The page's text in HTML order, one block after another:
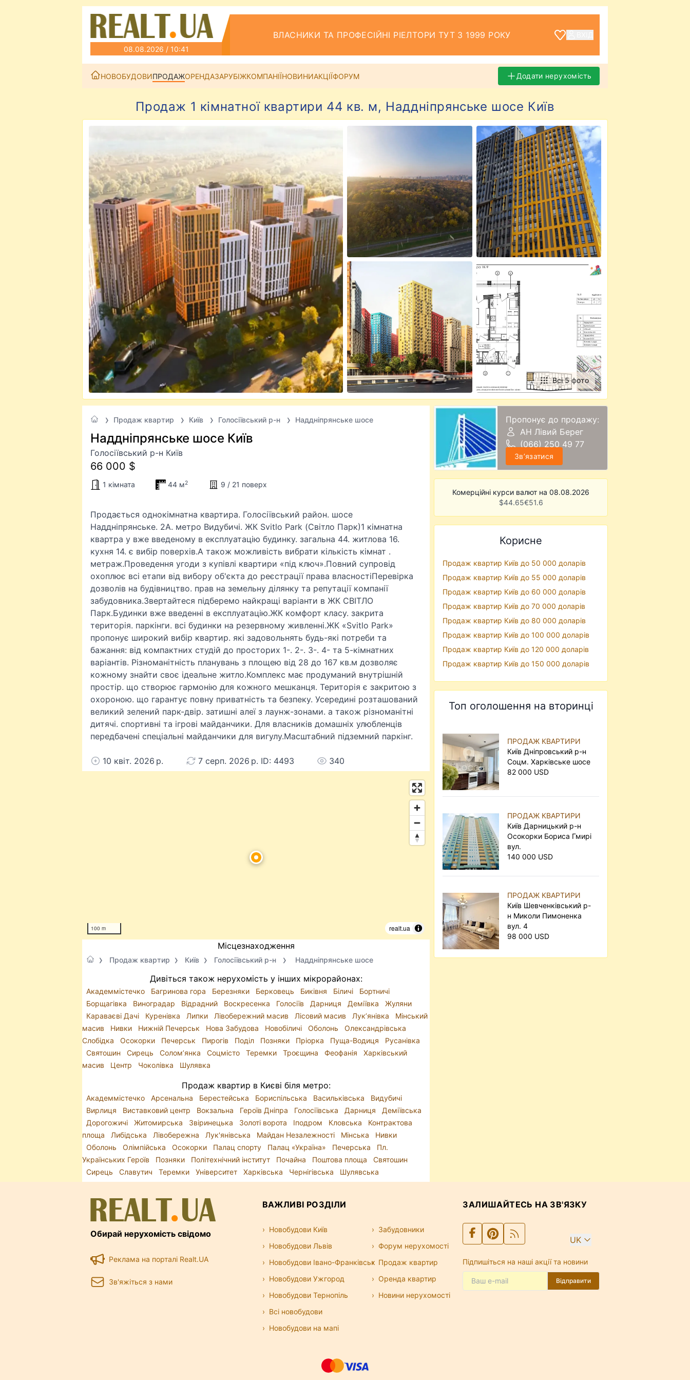
08.08.2026 / 10:41
ВЛАСНИКИ ТА ПРОФЕСІЙНІ РІЕЛТОРИ ТУТ З 1999 РОКУ
НОВОБУДОВИПРОДАЖОРЕНДАЗАРУБІЖКОМПАНІЇНОВИНИАКЦІЇФОРУМ Додати нерухомість
Продаж 1 кімнатної квартири 44 кв. м, Наддніпрянське шосе Київ
Всі 5 фото
Продаж квартир Київ Голосіївський р-н Наддніпрянське шосе
Наддніпрянське шосе Київ
Голосіївський р-н Київ
66 000 $
1 кімната 44 м2 9 / 21 поверх
Продається однокімнатна квартира. Голосіївський район. шосе
Наддніпрянське. 2А. метро Видубичі. ЖК Svitlo Park (Світло Парк)1 кімнатна
квартра у вже введеному в експлуатацію будинку. загальна 44. житлова 16.
кухня 14. є вибір поверхів.А також можливість вибрати кількість кімнат .
метраж.Проведення угоди з купівлі квартири «під ключ».Повний супровід
охоплює всі етапи від вибору об'єкта до реєстрації права власностіПеревірка
дозволів на будівництво. прав на земельну ділянку та репутації компанії
забудовника.Звертайтеся підберемо найкращі варіанти в ЖК СВІТЛО
Парк.Будинки вже введенні в експлуатацію.ЖК комфорт класу. закрита
територія. паркінги. всі будинки на резервному живленні.ЖК «Svitlo Park»
пропонує широкий вибір квартир. які задовольнять будь-які потреби та
бажання: від компактних студій до просторих 1-. 2-. 3-. 4- та 5-кімнатних
варіантів. Різноманітність планувань з площею від 28 до 167 кв.м дозволяє
кожному знайти своє ідеальне житло.Комплекс має продуманий внутрішній
простір. що створює гармонію для кожного мешканця. Територія є закритою з
охороною. що гарантує повну приватність та безпеку. Усередині розташований
великий зелений парк-двір. затишні алеї з лаунж-зонами. а також різноманітні
дитячі. спортивні та ігрові майданчики. Для власників домашніх улюбленців
передбачені спеціальні майданчики для вигулу.Масштабний підземний паркінг.
10 квіт. 2026 р. 7 серп. 2026 р. ID: 4493 340
100 m realt.ua
Місцезнаходження
Продаж квартир Київ Голосіївський р-н Наддніпрянське шосе
Дивіться також нерухомість у інших мікрорайонах:
Академмістечко Багринова гора Березняки Берковець Биківня Біличі
Бортничі
Борщагівка
Виноградар Відрадний Воскресенка Голосіїв Дарниця Деміївка
Жуляни
Караваєві Дачі
Куренівка Липки Лівобережний масив Лісовий масив Лук’янівка
Мінський
масив
Нивки Нижній Печерськ Нова Забудова Новобіличі Оболонь
Олександрівська
Слобідка
Осокорки Печерськ Пирогів Поділ Позняки Пріорка Пуща-Водиця
Русанівка
Святошин
Сирець Солом’янка Соцмісто Теремки Троєщина Феофанія
Харківський
масив
Центр Чоколівка Шулявка
Продаж квартир в Києві біля метро:
Академмістечко Арсенальна Берестейська Бориспільська Васильківська
Видубичі
Вирлиця
Виставковий центр Вокзальна Героїв Дніпра Голосіївська Дарниця
Деміївська
Дорогожичі
Житомирська Звіринецька Золоті ворота Іподром Кловська
Контрактова
площа
Либідська Лівобережна Лук'янівська Майдан Незалежності Мінська
Нивки
Оболонь
Олімпійська Осокорки Палац спорту Палац «Україна» Печерська
Пл.
Українських Героїв
Позняки Політехнічний інститут Почайна Поштова площа
Святошин
Сирець
Славутич Теремки Університет Харківська Чернігівська Шулявська
Пропонує до продажу:
АН Лівий Берег
(066) 250 49 77
Звʼязатися
Комерційні курси валют на 08.08.2026
$44.65€51.6
Корисне
Продаж квартир Київ до 50 000 доларів
Продаж квартир Київ до 55 000 доларів
Продаж квартир Київ до 60 000 доларів
Продаж квартир Київ до 70 000 доларів
Продаж квартир Київ до 80 000 доларів
Продаж квартир Київ до 100 000 доларів
Продаж квартир Київ до 120 000 доларів
Продаж квартир Київ до 150 000 доларів
Топ оголошення на вторинці
ПРОДАЖ КВАРТИРИ
Київ Дніпровський р-н
Соцм. Харківське шосе
82 000 USD
ПРОДАЖ КВАРТИРИ
Київ Дарницький р-н
Осокорки Бориса Гмирі
вул.
140 000 USD
ПРОДАЖ КВАРТИРИ
Київ Шевченківський р-
н Миколи Пимоненка
вул. 4
98 000 USD
Обирай нерухомість свідомо
Реклама на порталі Realt.UA
Зв'яжіться з нами
ВАЖЛИВІ РОЗДІЛИ
Новобудови Київ
Новобудови Львів
Новобудови Івано-Франківськ
Новобудови Ужгород
Новобудови Тернопіль
Всі новобудови
Новобудови на мапі
Забудовники
Форум нерухомості
Продаж квартир
Оренда квартир
Новини нерухомості
ЗАЛИШАЙТЕСЬ НА ЗВ'ЯЗКУ
UK
Підпишіться на наші акції та новини
Відправити